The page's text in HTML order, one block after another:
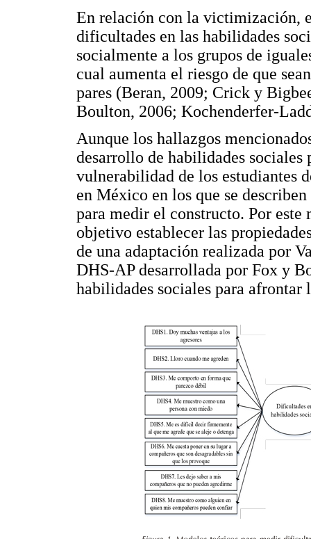
En relación con la victimización,
dificultades en las habilidades
socialmente a los grupos de
cual aumenta el riesgo de que
pares (Beran, 2009; Crick y
Boulton, 2006; Kochenderfer-
Aunque los hallazgos
desarrollo de habilidades
vulnerabilidad de los estudiantes
en México en los que se
para medir el constructo. Por
objetivo establecer las
de una adaptación realizada por
DHS-AP desarrollada por Fox y
habilidades sociales para afrontar